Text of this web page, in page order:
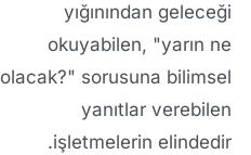
yığınından geleceği
okuyabilen, "yarın ne
olacak?" sorusuna bilimsel
yanıtlar verebilen
işletmelerin elindedir.